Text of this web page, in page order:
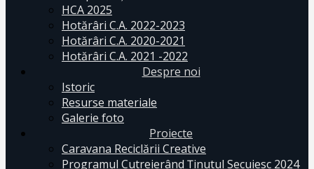
HCA 2025
Hotărâri C.A. 2022-2023
Hotărâri C.A. 2020-2021
Hotărâri C.A. 2021 -2022
Despre noi
Istoric
Resurse materiale
Galerie foto
Proiecte
Caravana Reciclării Creative
Programul Cutreierând Ținutul Secuiesc 2024